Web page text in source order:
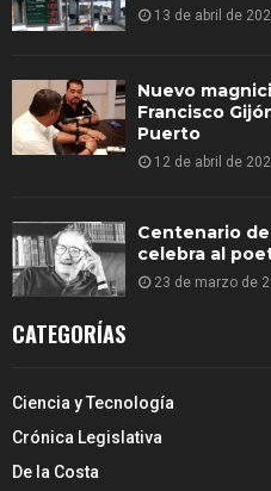
13 de abril de
Nuevo
Francisco
Puerto
12 de abril de
Centenario
celebra al
23 de marzo de
CATEGORÍAS
Ciencia y Tecnología
Crónica Legislativa
De la Costa